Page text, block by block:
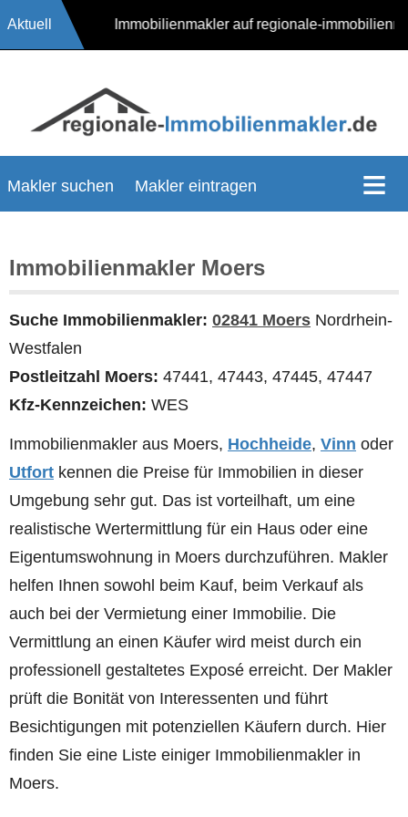
Aktuell 17624 Immobilienmakler auf regionale-
Makler suchen Makler eintragen
Immobilienmakler Moers
Suche Immobilienmakler: 02841 Moers Nordrhein-
Westfalen
Postleitzahl Moers: 47441, 47443, 47445, 47447
Kfz-Kennzeichen: WES
Immobilienmakler aus Moers, Hochheide, Vinn oder
Utfort kennen die Preise für Immobilien in dieser
Umgebung sehr gut. Das ist vorteilhaft, um eine
realistische Wertermittlung für ein Haus oder eine
Eigentumswohnung in Moers durchzuführen. Makler
helfen Ihnen sowohl beim Kauf, beim Verkauf als
auch bei der Vermietung einer Immobilie. Die
Vermittlung an einen Käufer wird meist durch ein
professionell gestaltetes Exposé erreicht. Der Makler
prüft die Bonität von Interessenten und führt
Besichtigungen mit potenziellen Käufern durch. Hier
finden Sie eine Liste einiger Immobilienmakler in
Moers.